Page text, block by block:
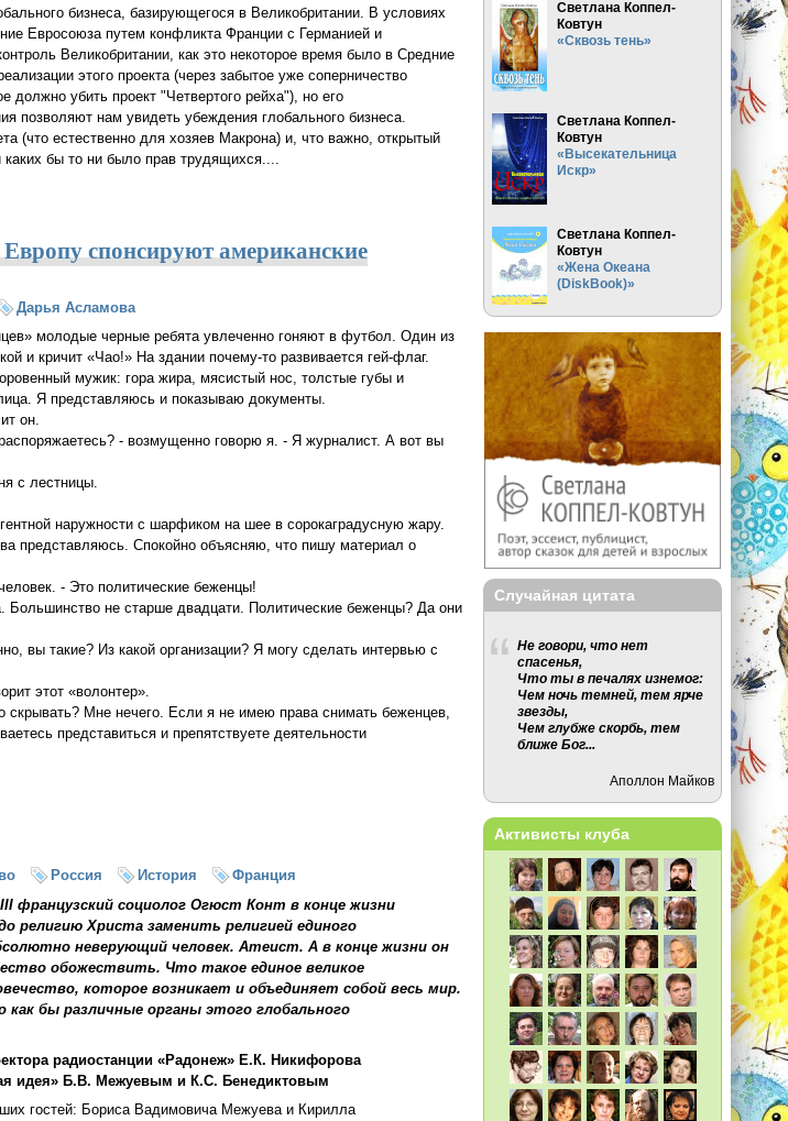
бизнеса, базирующегося в Великобритании. В условиях
Евросоюза путем конфликта Франции с Германией и
Великобритании, как это некоторое время было в Средние
этого проекта (через забытое уже соперничество
должно убить проект "Четвертого рейха"), но его
позволяют нам увидеть убеждения глобального бизнеса.
(что естественно для хозяев Макрона) и, что важно, открытый
бы то ни было прав трудящихся....
закончилась (Тьерри Мейсан)
спонсируют американские
Дарья Асламова
молодые черные ребята увлеченно гоняют в футбол. Один из
и кричит «Чао!» На здании почему-то развивается гей-флаг.
мужик: гора жира, мясистый нос, толстые губы и
Я представляюсь и показываю документы.
он.
- возмущенно говорю я. - Я журналист. А вот вы
с лестницы.
наружности с шарфиком на шее в сорокаградусную жару.
представляюсь. Спокойно объясняю, что пишу материал о
- Это политические беженцы!
не старше двадцати. Политические беженцы? Да они
вы такие? Из какой организации? Я могу сделать интервью с
этот «волонтер».
скрывать? Мне нечего. Если я не имею права снимать беженцев,
представиться и препятствуете деятельности
спонсируют американские миллиардеры (Дарья Асламова)
Россия История
Франция
французский социолог Огюст Конт в конце жизни
религию Христа заменить религией единого
неверующий человек. Атеист. А в конце жизни он
обожествить. Что такое единое великое
которое возникает и объединяет собой весь мир.
бы различные органы этого глобального
радиостанции «Радонеж» Е.К. Никифорова
идея» Б.В. Межуевым и К.С. Бенедиктовым
гостей: Бориса Вадимовича Межуева и Кирилла
Светлана Коппел-
Ковтун
«Сквозь тень»
Светлана Коппел-
Ковтун
«Высекательница
Искр»
Светлана Коппел-
Ковтун
«Жена Океана
(DiskBook)»
Случайная цитата
Не говори, что нет
спасенья,
Что ты в печалях изнемог:
Чем ночь темней, тем ярче
звезды,
Чем глубже скорбь, тем
ближе Бог...
Аполлон Майков
Активисты клуба